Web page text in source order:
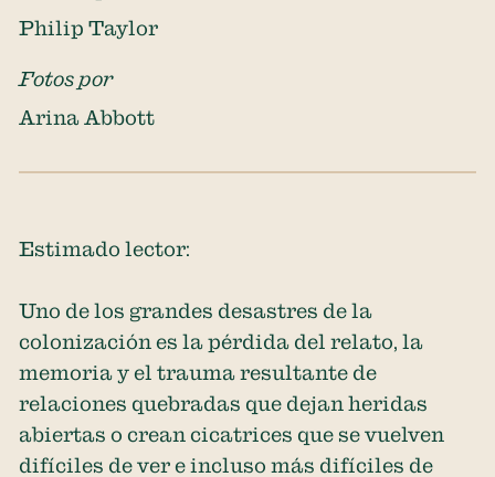
Philip Taylor
Fotos por
Arina Abbott
Estimado lector:
Uno de los grandes desastres de la
colonización es la pérdida del relato, la
memoria y el trauma resultante de
relaciones quebradas que dejan heridas
abiertas o crean cicatrices que se vuelven
difíciles de ver e incluso más difíciles de